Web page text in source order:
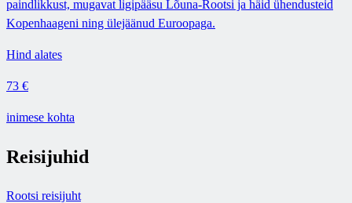
paindlikkust, mugavat ligipääsu Lõuna-Rootsi ja häid ühendusteid
Kopenhaageni ning ülejäänud Euroopaga.
Hind alates
73 €
inimese kohta
Reisijuhid
Rootsi reisijuht